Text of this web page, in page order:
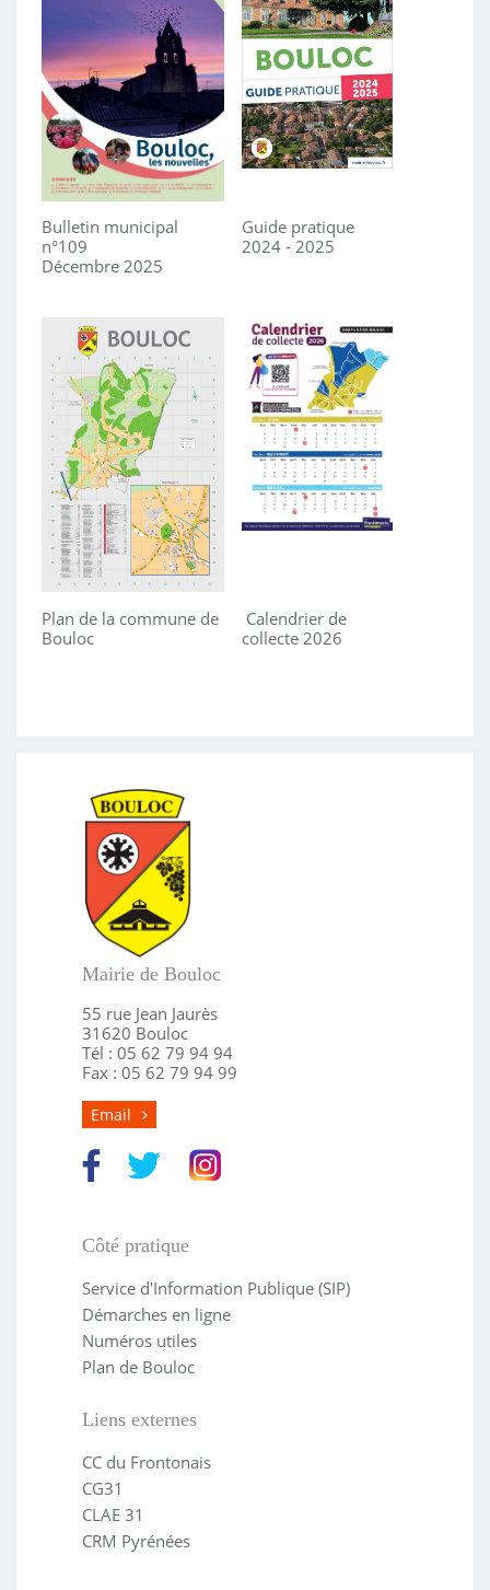
Bulletin municipal
n°109
Décembre 2025
Guide pratique
2024 - 2025
Plan de la commune de
Bouloc
Calendrier de
collecte 2026
Mairie de Bouloc
55 rue Jean Jaurès
31620 Bouloc
Tél : 05 62 79 94 94
Fax : 05 62 79 94 99
Email
Côté pratique
Service d'Information Publique (SIP)
Démarches en ligne
Numéros utiles
Plan de Bouloc
Liens externes
CC du Frontonais
CG31
CLAE 31
CRM Pyrénées